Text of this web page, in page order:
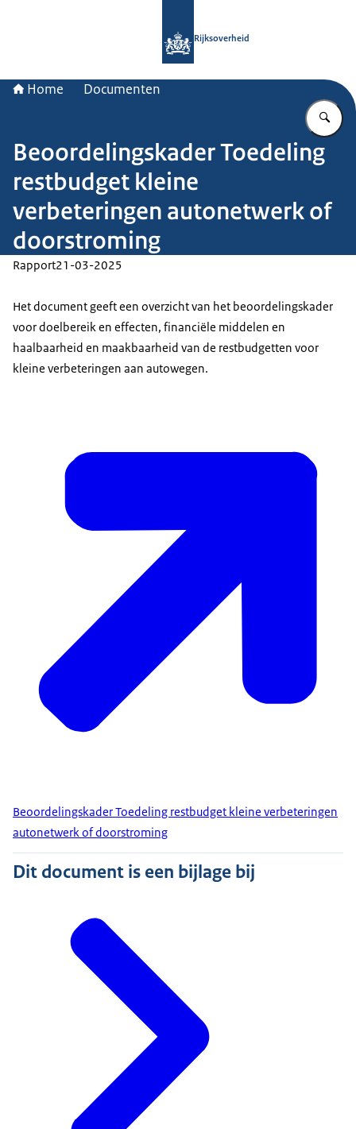
Rijksoverheid
Home Documenten
Beoordelingskader Toedeling
restbudget kleine
verbeteringen autonetwerk of
doorstroming
Rapport21-03-2025
Het document geeft een overzicht van het beoordelingskader
voor doelbereik en effecten, financiële middelen en
haalbaarheid en maakbaarheid van de restbudgetten voor
kleine verbeteringen aan autowegen.
Beoordelingskader Toedeling restbudget kleine verbeteringen
autonetwerk of doorstroming
Dit document is een bijlage bij